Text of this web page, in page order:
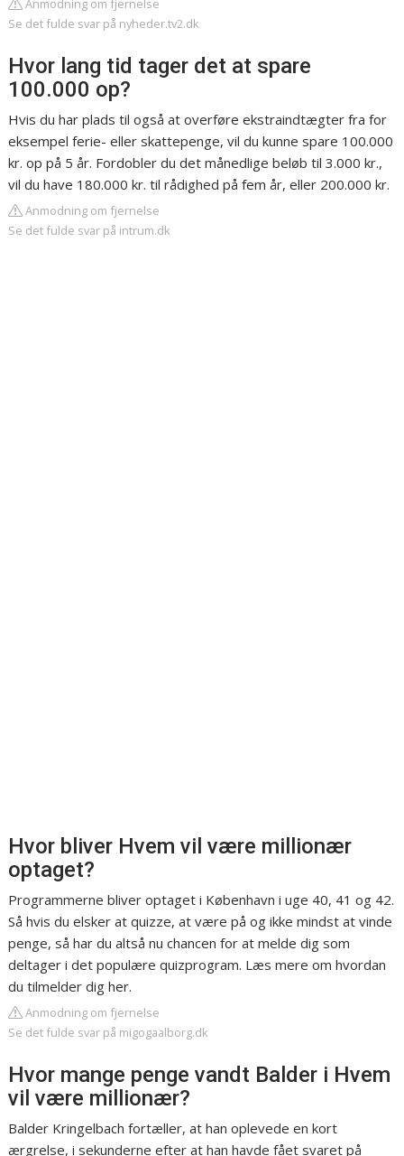
Anmodning om fjernelse
Se det fulde svar på nyheder.tv2.dk
Hvor lang tid tager det at spare
100.000 op?
Hvis du har plads til også at overføre ekstraindtægter fra for
eksempel ferie- eller skattepenge, vil du kunne spare 100.000
kr. op på 5 år. Fordobler du det månedlige beløb til 3.000 kr.,
vil du have 180.000 kr. til rådighed på fem år, eller 200.000 kr.
Anmodning om fjernelse
Se det fulde svar på intrum.dk
Hvor bliver Hvem vil være millionær
optaget?
Programmerne bliver optaget i København i uge 40, 41 og 42.
Så hvis du elsker at quizze, at være på og ikke mindst at vinde
penge, så har du altså nu chancen for at melde dig som
deltager i det populære quizprogram. Læs mere om hvordan
du tilmelder dig her.
Anmodning om fjernelse
Se det fulde svar på migogaalborg.dk
Hvor mange penge vandt Balder i Hvem
vil være millionær?
Balder Kringelbach fortæller, at han oplevede en kort
ærgrelse, i sekunderne efter at han havde fået svaret på